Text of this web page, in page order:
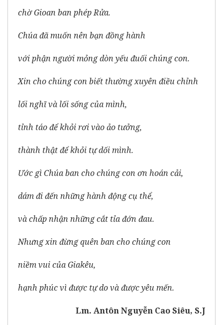
chờ Gioan ban phép Rửa.
Chúa đã muốn nên bạn đồng hành
với phận người mỏng dòn yếu đuối chúng con.
Xin cho chúng con biết thường xuyên điều chỉnh
lối nghĩ và lối sống của mình,
tỉnh táo để khỏi rơi vào ảo tưởng,
thành thật để khỏi tự dối mình.
Ước gì Chúa ban cho chúng con ơn hoán cải,
dám đi đến những hành động cụ thể,
và chấp nhận những cắt tỉa đớn đau.
Nhưng xin đừng quên ban cho chúng con
niềm vui của Giakêu,
hạnh phúc vì được tự do và được yêu mến.
Lm. Antôn Nguyễn Cao Siêu, S.J